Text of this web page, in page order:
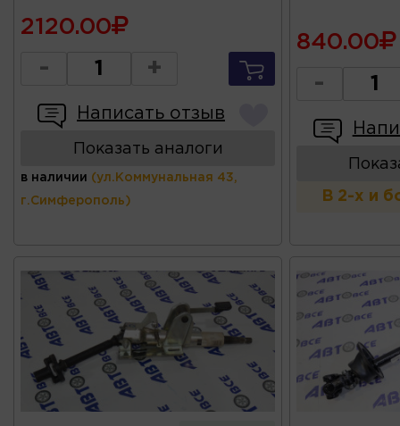
2120.00
- +
Написать отзыв
Показать аналоги
в наличии (ул.Коммунальная 43,
г.Симферополь)
840.00
-
В 2-х и